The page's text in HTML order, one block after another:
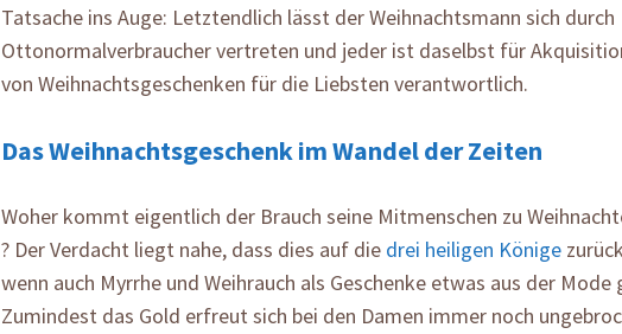
Tatsache ins Auge: Letztendlich lässt der Weihnachtsmann sich durch
Ottonormalverbraucher vertreten und jeder ist daselbst für
von Weihnachtsgeschenken für die Liebsten verantwortlich.
Das Weihnachtsgeschenk im Wandel der Zeiten
Woher kommt eigentlich der Brauch seine Mitmenschen zu
? Der Verdacht liegt nahe, dass dies auf die drei heiligen Könige
wenn auch Myrrhe und Weihrauch als Geschenke etwas aus der
Zumindest das Gold erfreut sich bei den Damen immer noch